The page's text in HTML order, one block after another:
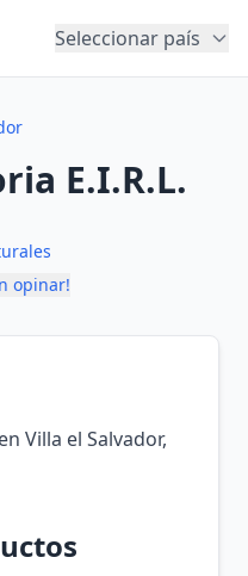
Seleccionar país
E.I.R.L.
opinar!
Villa el Salvador,